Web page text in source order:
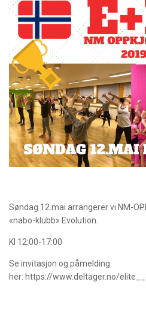
Søndag 12.mai arrangerer vi NM-
«nabo-klubb» Evolution.
Kl 12:00-17:00
Se invitasjon og påmelding
her: https://www.deltager.no/